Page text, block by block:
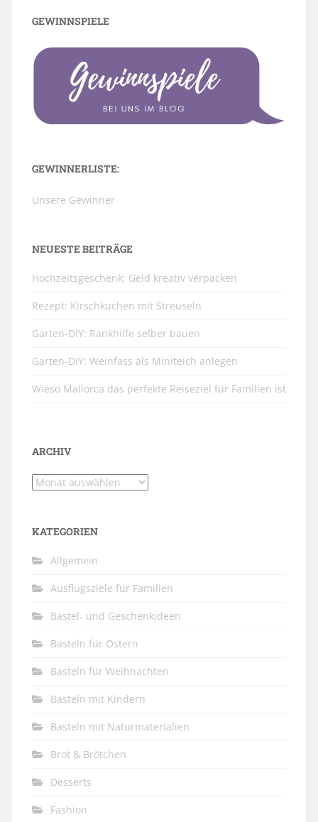
GEWINNSPIELE
GEWINNERLISTE:
Unsere Gewinner
NEUESTE BEITRÄGE
Hochzeitsgeschenk: Geld kreativ verpacken
Rezept: Kirschkuchen mit Streuseln
Garten-DIY: Rankhilfe selber bauen
Garten-DIY: Weinfass als Miniteich anlegen
Wieso Mallorca das perfekte Reiseziel für Familien ist
ARCHIV
Archiv
KATEGORIEN
Allgemein
Ausflugsziele für Familien
Bastel- und Geschenkideen
Basteln für Ostern
Basteln für Weihnachten
Basteln mit Kindern
Basteln mit Naturmaterialien
Brot & Brötchen
Desserts
Fashion